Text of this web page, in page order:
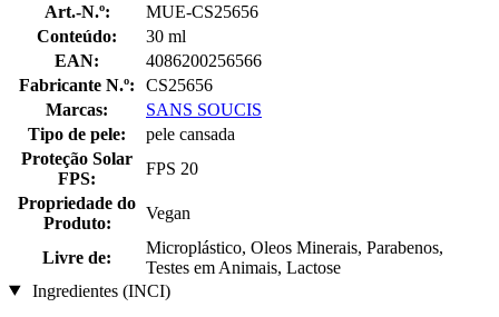
Art.-N.º:
MUE-CS25656
Conteúdo:
30 ml
EAN:
4086200256566
Fabricante N.º:
CS25656
Marcas:
SANS SOUCIS
Tipo de pele:
pele cansada
Proteção Solar
FPS:
FPS 20
Propriedade do
Produto:
Vegan
Livre de:
Microplástico, Oleos Minerais, Parabenos,
Testes em Animais, Lactose
Ingredientes (INCI)